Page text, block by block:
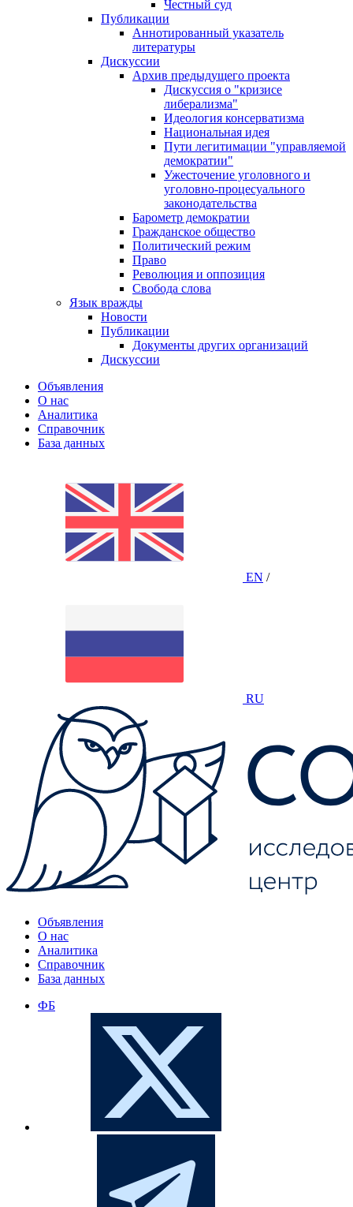
Честный суд
Публикации
Аннотированный указатель
литературы
Дискуссии
Архив предыдущего проекта
Дискуссия о "кризисе
либерализма"
Идеология консерватизма
Национальная идея
Пути легитимации "управляемой
демократии"
Ужесточение уголовного и
уголовно-процесуального
законодательства
Барометр демократии
Гражданское общество
Политический режим
Право
Революция и оппозиция
Свобода слова
Язык вражды
Новости
Публикации
Документы других организаций
Дискуссии
Объявления
О нас
Аналитика
Справочник
База данных
EN /
RU
Объявления
О нас
Аналитика
Справочник
База данных
ФБ